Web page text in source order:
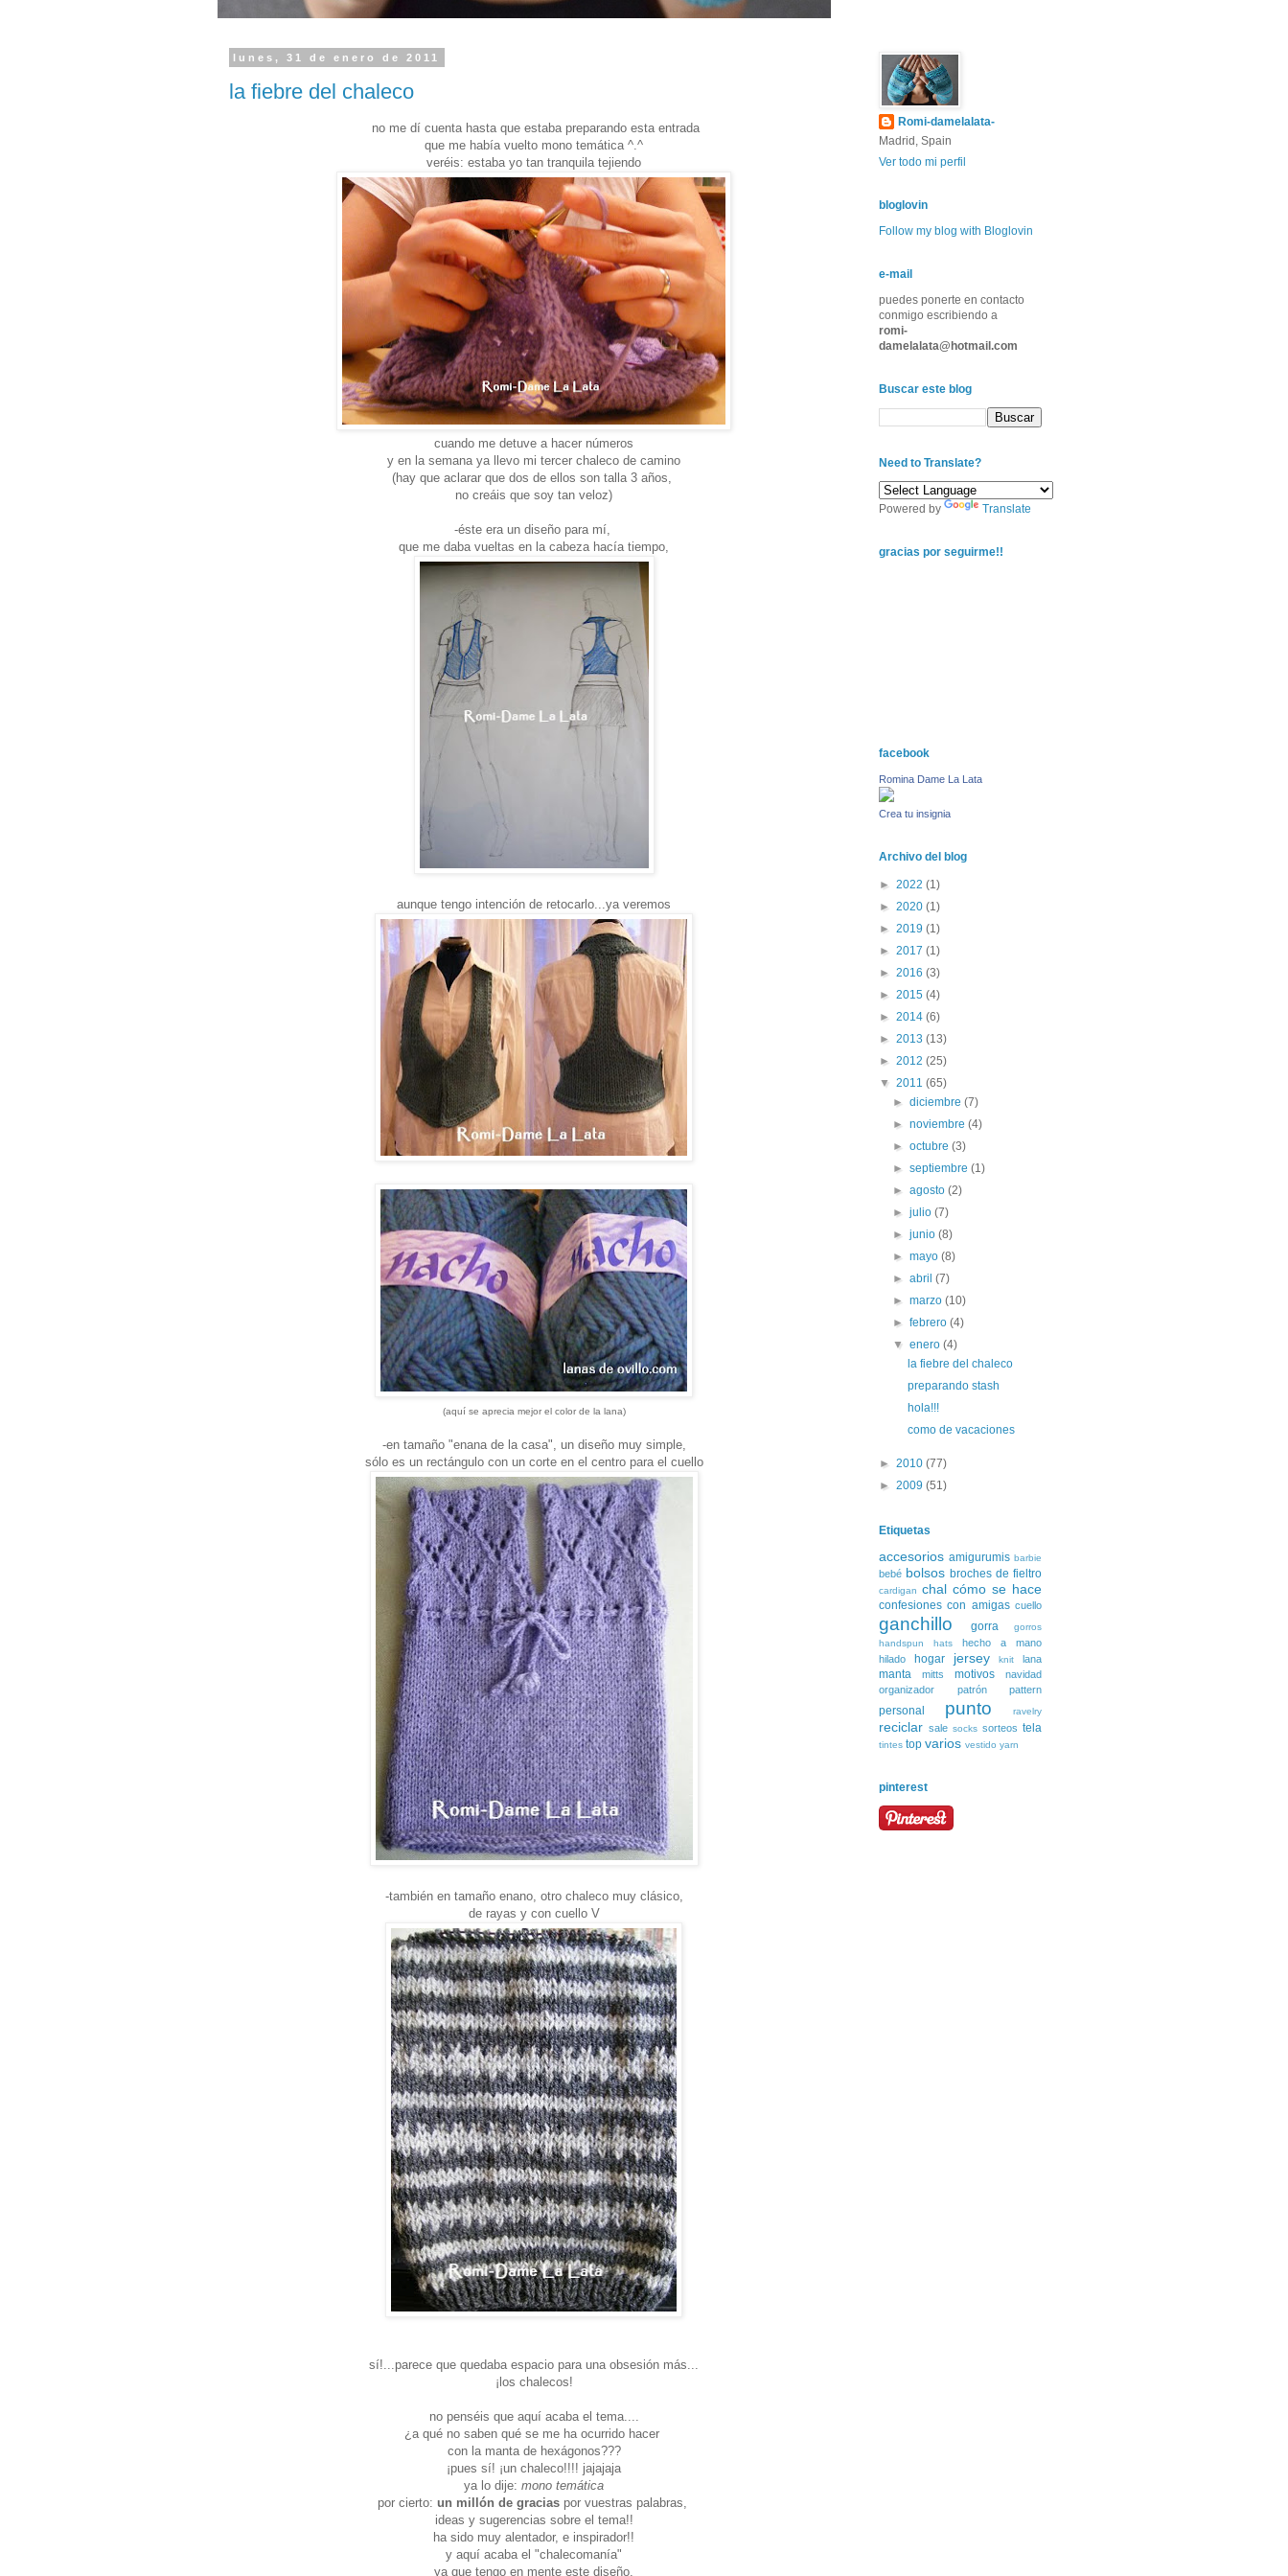
lunes, 31 de enero de 2011
la fiebre del chaleco
no me dí cuenta hasta que estaba preparando esta entrada
que me había vuelto mono temática ^.^
veréis: estaba yo tan tranquila tejiendo
cuando me detuve a hacer números
y en la semana ya llevo mi tercer chaleco de camino
(hay que aclarar que dos de ellos son talla 3 años,
no creáis que soy tan veloz)
-éste era un diseño para mí,
que me daba vueltas en la cabeza hacía tiempo,
aunque tengo intención de retocarlo...ya veremos
(aquí se aprecia mejor el color de la lana)
-en tamaño "enana de la casa", un diseño muy simple,
sólo es un rectángulo con un corte en el centro para el cuello
-también en tamaño enano, otro chaleco muy clásico,
de rayas y con cuello V
sí!...parece que quedaba espacio para una obsesión más...
¡los chalecos!
no penséis que aquí acaba el tema....
¿a qué no saben qué se me ha ocurrido hacer
con la manta de hexágonos???
¡pues sí! ¡un chaleco!!!! jajajaja
ya lo dije: mono temática
por cierto: un millón de graciaspor vuestras palabras,
ideas y sugerencias sobre el tema!!
ha sido muy alentador, e inspirador!!
y aquí acaba el "chalecomanía"
ya que tengo en mente este diseño,
Romi-damelalata-
Madrid, Spain
Ver todo mi perfil
bloglovin
Follow my blog with Bloglovin
e-mail
puedes ponerte en contacto
conmigo escribiendo a
romi-
damelalata@hotmail.com
Buscar este blog
Need to Translate?
Powered by Translate
gracias por seguirme!!
facebook
Romina Dame La Lata
Crea tu insignia
Archivo del blog
► 2022 (1)
► 2020 (1)
► 2019 (1)
► 2017 (1)
► 2016 (3)
► 2015 (4)
► 2014 (6)
► 2013 (13)
► 2012 (25)
▼ 2011 (65)
►diciembre(7)
►noviembre(4)
►octubre(3)
►septiembre(1)
►agosto(2)
►julio(7)
►junio(8)
►mayo(8)
►abril(7)
►marzo(10)
►febrero(4)
▼enero(4)
la fiebre del chaleco
preparando stash
hola!!!
como de vacaciones
► 2010 (77)
► 2009 (51)
Etiquetas
accesorios amigurumis barbie
bebé bolsos broches de fieltro
cardigan chal cómo se hace
confesiones con amigas cuello
ganchillo gorra
gorros
handspun
hats
hecho a mano
hilado
hogar jersey knit lana
manta mitts motivos
navidad
organizador
patrón pattern
personal punto ravelry
reciclar sale socks sorteos tela
tintes top varios vestido yarn
pinterest